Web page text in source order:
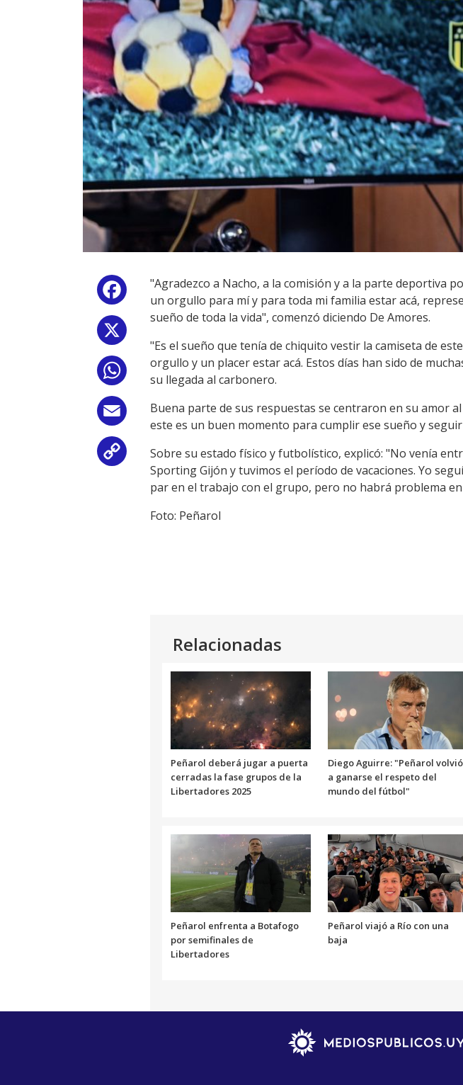
Facebook
WhatsApp
Email
Copy
Link
"Agradezco a Nacho, a la comisión y a la parte deportiva
un orgullo para mí y para toda mi familia estar acá,
sueño de toda la vida", comenzó diciendo De Amores.
"Es el sueño que tenía de chiquito vestir la camiseta de
orgullo y un placer estar acá. Estos días han sido de
su llegada al carbonero.
Buena parte de sus respuestas se centraron en su amor
este es un buen momento para cumplir ese sueño y
Sobre su estado físico y futbolístico, explicó: "No venía
Sporting Gijón y tuvimos el período de vacaciones. Yo
par en el trabajo con el grupo, pero no habrá problema en
Foto: Peñarol
Relacionadas
Peñarol deberá jugar a puerta
cerradas la fase grupos de la
Libertadores 2025
Diego Aguirre: "Peñarol volvió
a ganarse el respeto del
mundo del fútbol"
Peñarol enfrenta a Botafogo
por semifinales de
Libertadores
Peñarol viajó a Río con una
baja